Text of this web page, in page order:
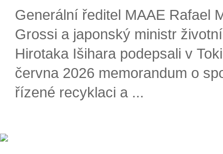
Generální ředitel MAAE Rafael
Grossi a japonský ministr
Hirotaka Išihara podepsali v
června 2026 memorandum o
řízené recyklaci a ...